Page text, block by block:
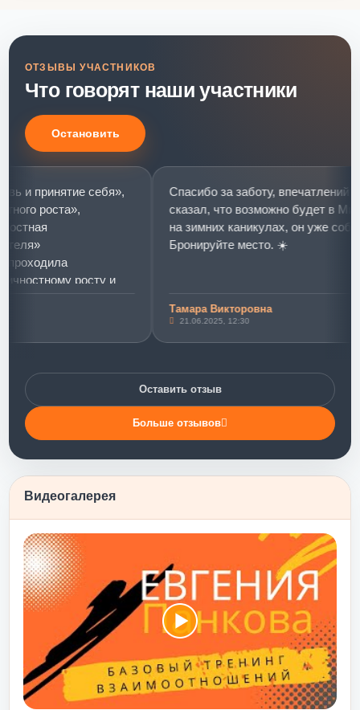
ОТЗЫВЫ УЧАСТНИКОВ
Что говорят наши участники
Остановить
принятие себя»,
роста»,
росту и
слониках»)))
уровня
мощного
было. Тренинг
с
на то, что
научил
лукавства – и
и
объятия,
и т.п. - - именно
Я бы
личностного
человека
тебе мягко
к понимаю
ГОТОВ!!!
ты погрузишься
Спасибо за заботу, впечатлений
сказал, что возможно будет в Мир
на зимних каникулах, он уже
Бронируйте место. ☀️
Тамара Викторовна
21.06.2025, 12:30
Оставить отзыв
Больше отзывов
Видеогалерея